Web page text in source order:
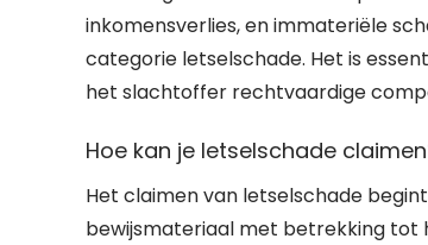
inkomensverlies, en immateriële
categorie letselschade. Het is
het slachtoffer rechtvaardige
Hoe kan je letselschade
Het claimen van letselschade
bewijsmateriaal met betrekking tot